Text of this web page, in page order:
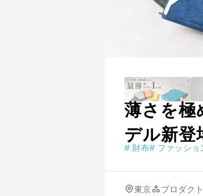
薄さを極
デル新登
# 財布# ファッショ
東京 プロダクト